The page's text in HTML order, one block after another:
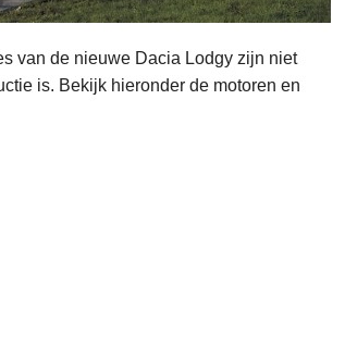
van de nieuwe Dacia Lodgy zijn niet
is. Bekijk hieronder de motoren en